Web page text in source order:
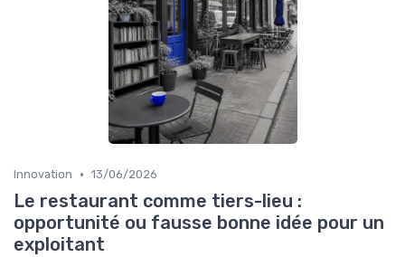
Innovation • 13/06/2026
Le restaurant comme tiers-lieu :
opportunité ou fausse bonne idée pour un
exploitant